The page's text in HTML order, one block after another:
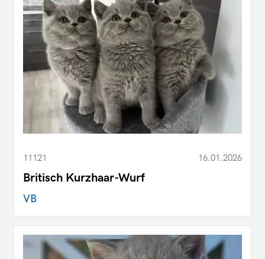
11121 16.01.2026
Britisch Kurzhaar-Wurf
VB